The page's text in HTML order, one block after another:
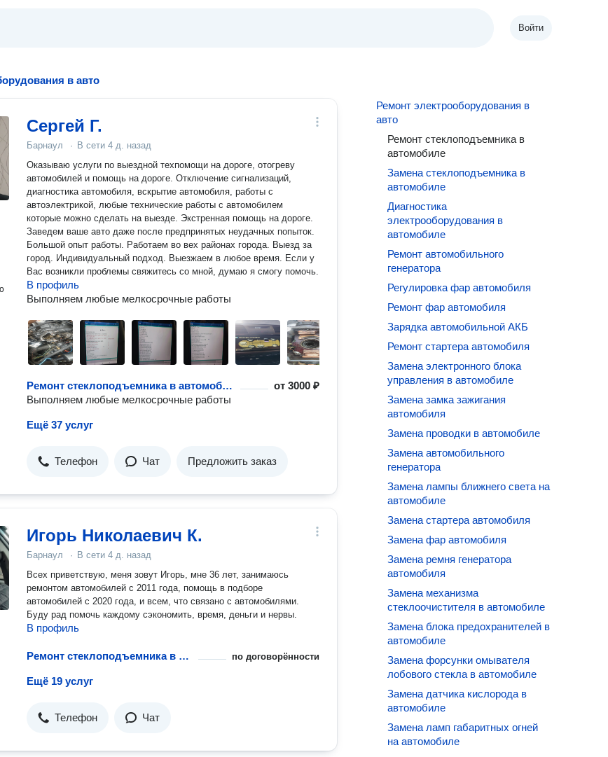
Войти
в авто
Сергей Г.
Барнаул · В сети 4 д. назад
Оказываю услуги по выездной техпомощи на дороге, отогреву
автомобилей и помощь на дороге. Отключение сигнализаций,
диагностика автомобиля, вскрытие автомобиля, работы с
автоэлектрикой, любые технические работы с автомобилем
которые можно сделать на выезде. Экстренная помощь на дороге.
Заведем ваше авто даже после предпринятых неудачных попыток.
Большой опыт работы. Работаем во вех районах города. Выезд за
город. Индивидуальный подход. Выезжаем в любое время. Если у
Вас возникли проблемы свяжитесь со мной, думаю я смогу помочь.
В профиль
Выполняем любые мелкосрочные работы
Ремонт стеклоподъемника в автомобиле от3000 ₽
Выполняем любые мелкосрочные работы
Ещё 37 услуг
Телефон Чат Предложить заказ
Игорь Николаевич К.
Барнаул · В сети 4 д. назад
Всех приветствую, меня зовут Игорь, мне 36 лет, занимаюсь
ремонтом автомобилей с 2011 года, помощь в подборе
автомобилей с 2020 года, и всем, что связано с автомобилями.
Буду рад помочь каждому сэкономить, время, деньги и нервы.
В профиль
Ремонт стеклоподъемника в автомобиле по договорённости
Ещё 19 услуг
Телефон Чат
Ремонт электрооборудования в
авто
Ремонт стеклоподъемника в
автомобиле
Замена стеклоподъемника в
автомобиле
Диагностика
электрооборудования в
автомобиле
Ремонт автомобильного
генератора
Регулировка фар автомобиля
Ремонт фар автомобиля
Зарядка автомобильной АКБ
Ремонт стартера автомобиля
Замена электронного блока
управления в автомобиле
Замена замка зажигания
автомобиля
Замена проводки в автомобиле
Замена автомобильного
генератора
Замена лампы ближнего света на
автомобиле
Замена стартера автомобиля
Замена фар автомобиля
Замена ремня генератора
автомобиля
Замена механизма
стеклоочистителя в автомобиле
Замена блока предохранителей в
автомобиле
Замена форсунки омывателя
лобового стекла в автомобиле
Замена датчика кислорода в
автомобиле
Замена ламп габаритных огней
на автомобиле